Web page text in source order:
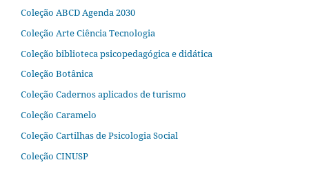
Coleção ABCD Agenda 2030
Coleção Arte Ciência Tecnologia
Coleção biblioteca psicopedagógica e didática
Coleção Botânica
Coleção Cadernos aplicados de turismo
Coleção Caramelo
Coleção Cartilhas de Psicologia Social
Coleção CINUSP